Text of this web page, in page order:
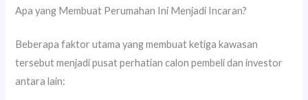
Apa yang Membuat Perumahan Ini Menjadi Incaran?
Beberapa faktor utama yang membuat ketiga kawasan
tersebut menjadi pusat perhatian calon pembeli dan investor
antara lain: